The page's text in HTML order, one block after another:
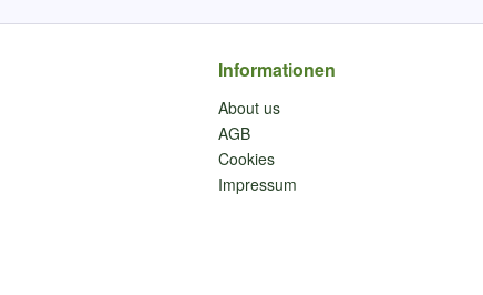
Informationen
About us
AGB
Cookies
Impressum